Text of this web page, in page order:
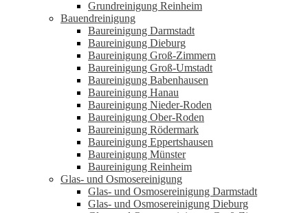
Grundreinigung Reinheim
Bauendreinigung
Baureinigung Darmstadt
Baureinigung Dieburg
Baureinigung Groß-Zimmern
Baureinigung Groß-Umstadt
Baureinigung Babenhausen
Baureinigung Hanau
Baureinigung Nieder-Roden
Baureinigung Ober-Roden
Baureinigung Rödermark
Baureinigung Eppertshausen
Baureinigung Münster
Baureinigung Reinheim
Glas- und Osmosereinigung
Glas- und Osmosereinigung Darmstadt
Glas- und Osmosereinigung Dieburg